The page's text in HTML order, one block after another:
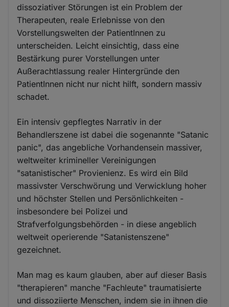
dissoziativer Störungen ist ein Problem der
Therapeuten, reale Erlebnisse von den
Vorstellungswelten der PatientInnen zu
unterscheiden. Leicht einsichtig, dass eine
Bestärkung purer Vorstellungen unter
Außerachtlassung realer Hintergründe den
PatientInnen nicht nur nicht hilft, sondern massiv
schadet.
Ein intensiv gepflegtes Narrativ in der
Behandlerszene ist dabei die sogenannte "Satanic
panic", das angebliche Vorhandensein massiver,
weltweiter krimineller Vereinigungen
"satanistischer" Provienienz. Es wird ein Bild
massivster Verschwörung und Verwicklung hoher
und höchster Stellen und Persönlichkeiten -
insbesondere bei Polizei und
Strafverfolgungsbehörden - in diese angeblich
weltweit operierende "Satanistenszene"
gezeichnet.
Man mag es kaum glauben, aber auf dieser Basis
"therapieren" manche "Fachleute" traumatisierte
und dissoziierte Menschen, indem sie in ihnen die